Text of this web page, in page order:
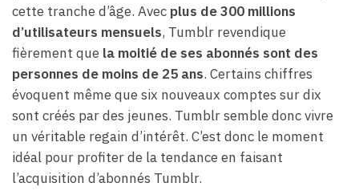
cette tranche d’âge. Avec plus de 300 millions
d’utilisateurs mensuels, Tumblr revendique
fièrement que la moitié de ses abonnés sont des
personnes de moins de 25 ans. Certains chiffres
évoquent même que six nouveaux comptes sur dix
sont créés par des jeunes. Tumblr semble donc vivre
un véritable regain d’intérêt. C’est donc le moment
idéal pour profiter de la tendance en faisant
l’acquisition d’abonnés Tumblr.